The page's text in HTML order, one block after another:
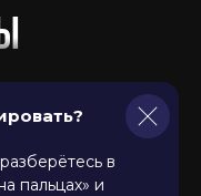
в
пальцах» и